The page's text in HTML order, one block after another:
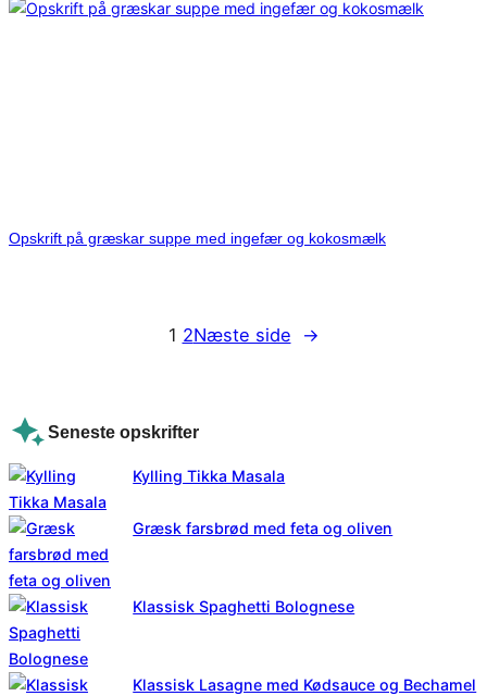
Opskrift på græskar suppe med ingefær og kokosmælk
1 2Næste side →
Seneste opskrifter
Kylling Tikka Masala
Græsk farsbrød med feta og oliven
Klassisk Spaghetti Bolognese
Klassisk Lasagne med Kødsauce og Bechamel